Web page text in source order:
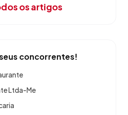
os artigos
concorrentes!
Ltda-Me